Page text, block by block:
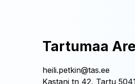
Tartumaa
heili.petkin@tas.ee
Kastani tn 42, Tartu